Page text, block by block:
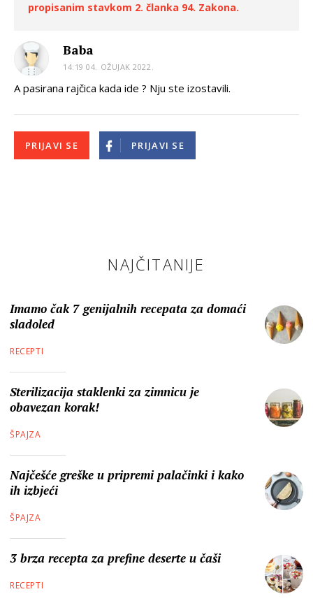
propisanim stavkom 2. članka 94. Zakona.
Baba
14:19 04. OŽUJAK 2022.
A pasirana rajčica kada ide ? Nju ste izostavili.
PRIJAVI SE PRIJAVI SE
NAJČITANIJE
Imamo čak 7 genijalnih recepata za domaći
sladoled
RECEPTI
Sterilizacija staklenki za zimnicu je
obavezan korak!
ŠPAJZA
Najčešće greške u pripremi palačinki i kako
ih izbjeći
ŠPAJZA
3 brza recepta za prefine deserte u čaši
RECEPTI